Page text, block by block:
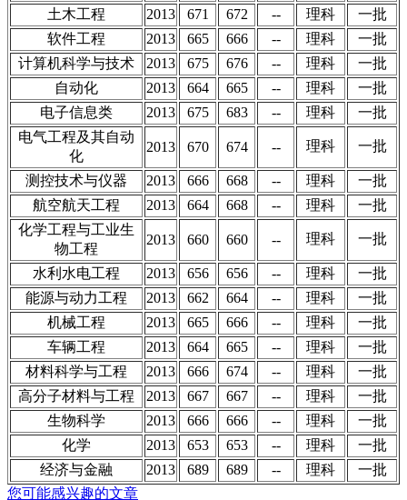
土木工程 2013 671 672 -- 理科
一批
软件工程
2013 665 666 -- 理科
一批
计算机科学与技术
2013 675 676 -- 理科
一批
自动化
2013 664 665 -- 理科
一批
电子信息类
2013 675 683 -- 理科
一批
电气工程及其自动
化
2013 670 674 -- 理科 一批
测控技术与仪器 2013 666 668 -- 理科
一批
航空航天工程
2013 664 668 -- 理科
一批
化学工程与工业生
物工程
2013 660 660 -- 理科 一批
水利水电工程 2013 656 656 -- 理科
一批
能源与动力工程
2013 662 664 -- 理科
一批
机械工程
2013 665 666 -- 理科
一批
车辆工程
2013 664 665 -- 理科
一批
材料科学与工程
2013 666 674 -- 理科
一批
高分子材料与工程
2013 667 667 -- 理科
一批
生物科学
2013 666 666 -- 理科
一批
化学
2013 653 653 -- 理科
一批
经济与金融
2013 689 689 -- 理科
一批
您可能感兴趣的文章